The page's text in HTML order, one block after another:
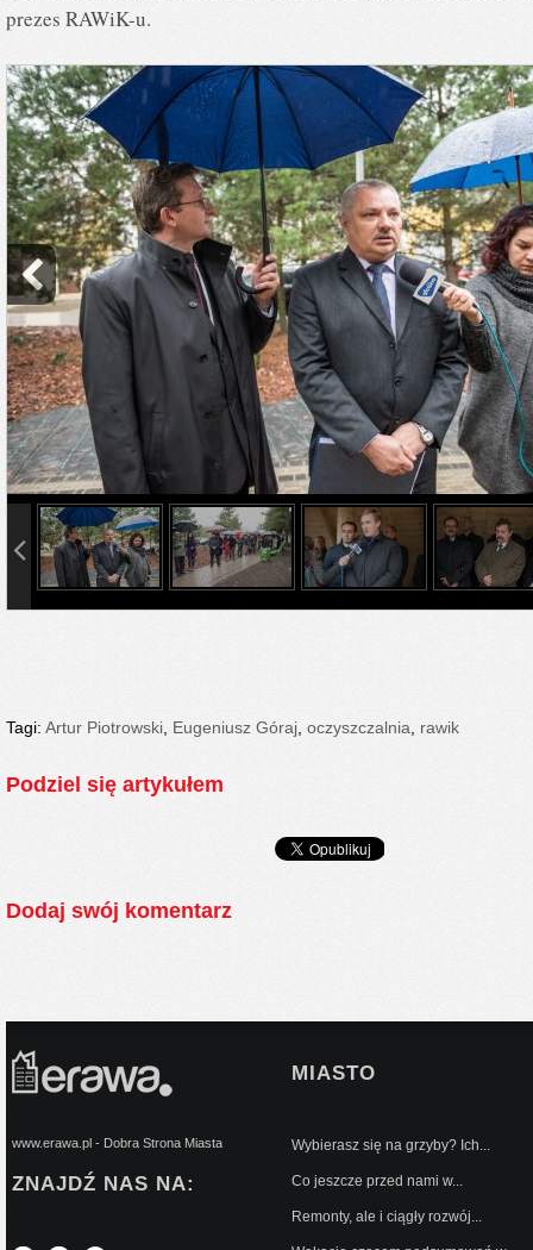
prezes RAWiK-u.
info heading
info content
Tagi: Artur Piotrowski Eugeniusz Góraj oczyszczalnia rawik
Podziel się artykułem
Dodaj swój komentarz
www.erawa.pl - Dobra Strona Miasta
ZNAJDŹ NAS NA:
MIASTO
Wybierasz się na grzyby? Ich...
Co jeszcze przed nami w...
Remonty, ale i ciągły rozwój...